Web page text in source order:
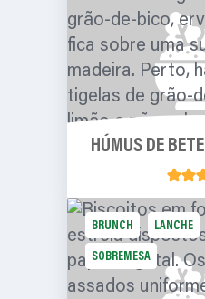
HÚMUS DE
BRUNCH LANCHE
SOBREMESA